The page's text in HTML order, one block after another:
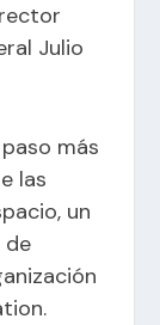
Julio
más
las
un
de